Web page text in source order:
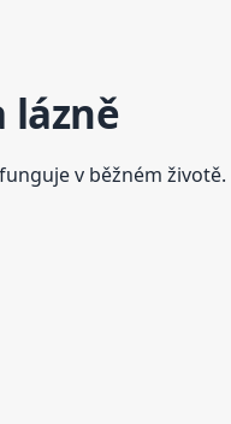
lázně
v běžném životě.